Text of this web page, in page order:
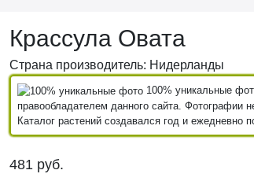
Крассула Овата
Страна производитель: Нидерланды
100% уникальные
правообладателем данного сайта. Фотографии
Каталог растений создавался год и
481 руб.